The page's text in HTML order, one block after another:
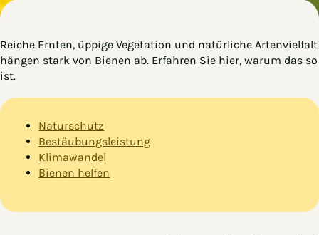
Reiche Ernten, üppige Vegetation und natürliche Artenvielfalt
hängen stark von Bienen ab. Erfahren Sie hier, warum das so
ist.
Naturschutz
Bestäubungsleistung
Klimawandel
Bienen helfen